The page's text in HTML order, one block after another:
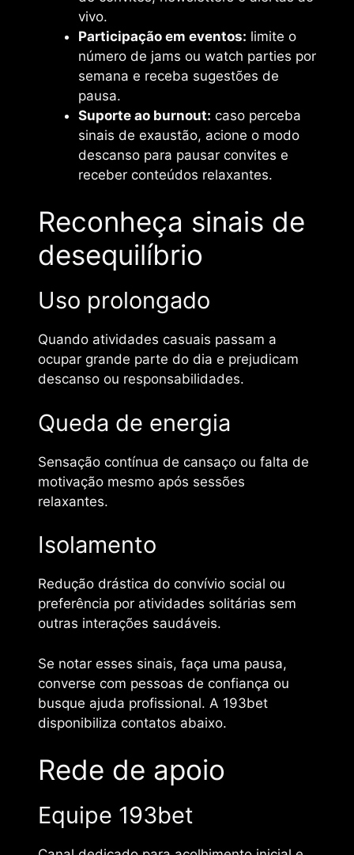
vivo.
Participação em eventos: limite o
número de jams ou watch parties por
semana e receba sugestões de
pausa.
Suporte ao burnout: caso perceba
sinais de exaustão, acione o modo
descanso para pausar convites e
receber conteúdos relaxantes.
Reconheça sinais de
desequilíbrio
Uso prolongado
Quando atividades casuais passam a
ocupar grande parte do dia e prejudicam
descanso ou responsabilidades.
Queda de energia
Sensação contínua de cansaço ou falta de
motivação mesmo após sessões
relaxantes.
Isolamento
Redução drástica do convívio social ou
preferência por atividades solitárias sem
outras interações saudáveis.
Se notar esses sinais, faça uma pausa,
converse com pessoas de confiança ou
busque ajuda profissional. A 193bet
disponibiliza contatos abaixo.
Rede de apoio
Equipe 193bet